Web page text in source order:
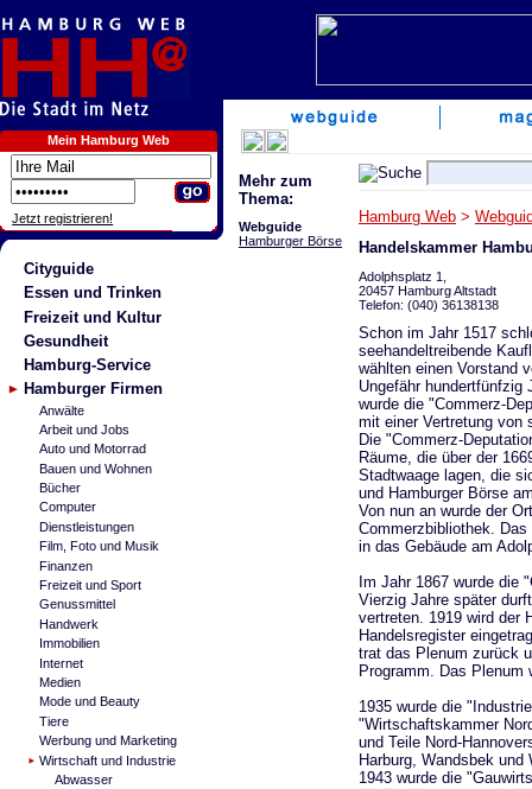
Mein Hamburg Web
Jetzt registrieren!
Cityguide
Essen und Trinken
Freizeit und Kultur
Gesundheit
Hamburg-Service
Hamburger Firmen
Anwälte
Arbeit und Jobs
Auto und Motorrad
Bauen und Wohnen
Bücher
Computer
Dienstleistungen
Film, Foto und Musik
Finanzen
Freizeit und Sport
Genussmittel
Handwerk
Immobilien
Internet
Medien
Mode und Beauty
Tiere
Werbung und Marketing
Wirtschaft und Industrie
Abwasser
Mehr zum
Thema:
Webguide
Hamburger Börse
Hamburg Web >
Handelskammer
Adolphsplatz 1,
20457 Hamburg Altstadt
Telefon: (040) 36138138
Schon im Jahr 1517
seehandeltreibende
wählten einen Vorstand
Ungefähr hundertfünfzig
wurde die "Commerz-
mit einer Vertretung von
Die "Commerz-
Räume, die über der
Stadtwaage lagen, die
und Hamburger Börse
Von nun an wurde der
Commerzbibliothek.
in das Gebäude am
Im Jahr 1867 wurde die
Vierzig Jahre später
vertreten. 1919 wird der
Handelsregister
trat das Plenum zurück
Programm. Das Plenum
1935 wurde die
"Wirtschaftskammer
und Teile Nord-
Harburg, Wandsbek und
1943 wurde die